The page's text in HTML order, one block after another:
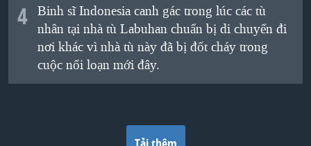
4 Binh sĩ Indonesia canh gác trong lúc các tù
nhân tại nhà tù Labuhan chuẩn bị di chuyển đi
nơi khác vì nhà tù này đã bị đốt cháy trong
cuộc nổi loạn mới đây.